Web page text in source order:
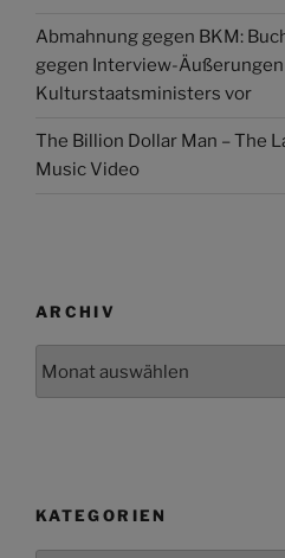
Abmahnung gegen BKM:
gegen Interview-Äußerungen
Kulturstaatsministers vor
The Billion Dollar Man – The
Music Video
ARCHIV
KATEGORIEN